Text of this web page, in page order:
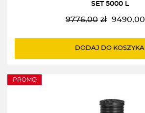
SET 5000 L
9776,00 zł
Pierwotna
wynosiła:
9490,00
Aktualna
wynosi:
DODAJ DO KOSZYKA
PROMO